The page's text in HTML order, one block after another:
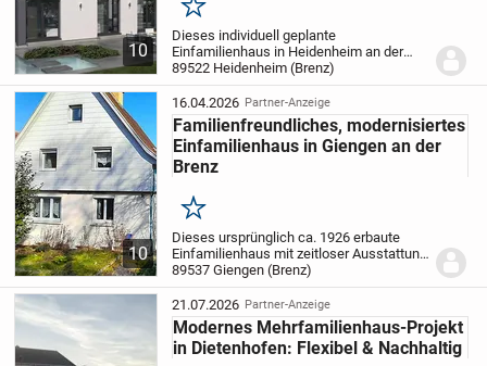
10
Merken
Dieses individuell geplante
Einfamilienhaus in Heidenheim an der
Brenz bietet Ihnen auf 166,69 m²
Wohnfläche sowie einem großzügigen
Grundstück von 489 m² die perfekte
Basis, um Ihre persönlichen...
89522 Heidenheim (Brenz)
10
16.04.2026 Partner-Anzeige
Familienfreundliches, modernisiertes
Einfamilienhaus in Giengen an der
Brenz
Merken
Dieses ursprünglich ca. 1926 erbaute
Einfamilienhaus mit zeitloser Ausstattung
befindet in leichterHanglage von Giengen
an der Brenz.Nach einem Umbau im Jahr
1965 wurde die Immobilie in den Jahren...
89537 Giengen (Brenz)
21.07.2026 Partner-Anzeige
Modernes Mehrfamilienhaus-Projekt
in Dietenhofen: Flexibel & Nachhaltig